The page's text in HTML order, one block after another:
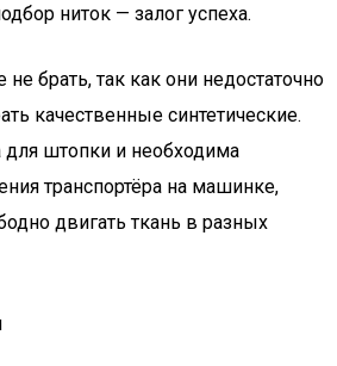
ниток — залог успеха.
брать, так как они недостаточно
качественные синтетические.
штопки и необходима
транспортёра на машинке,
двигать ткань в разных